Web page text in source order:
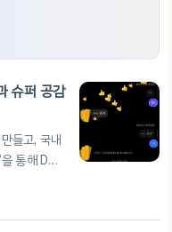
슈퍼 공감
들고, 국내
통해 DM
를 사용할
폰은 지역이